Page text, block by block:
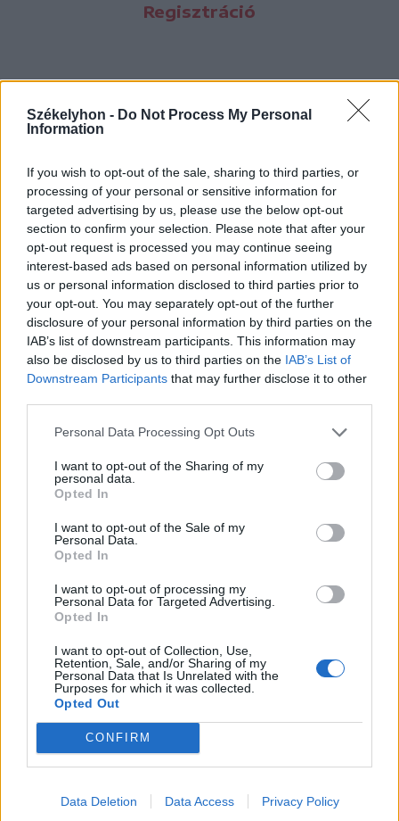
Székelyhon - Do Not Process My Personal
Information
If you wish to opt-out of the sale, sharing to third parties, or
processing of your personal or sensitive information for
targeted advertising by us, please use the below opt-out
section to confirm your selection. Please note that after your
opt-out request is processed you may continue seeing
interest-based ads based on personal information utilized by
us or personal information disclosed to third parties prior to
your opt-out. You may separately opt-out of the further
disclosure of your personal information by third parties on the
IAB’s list of downstream participants. This information may
also be disclosed by us to third parties on the IAB’s List of
Downstream Participants that may further disclose it to other
Personal Data Processing Opt Outs
I want to opt-out of the Sharing of my
personal data.
Opted In
I want to opt-out of the Sale of my
Personal Data.
Opted In
I want to opt-out of processing my
Personal Data for Targeted Advertising.
Opted In
I want to opt-out of Collection, Use,
Retention, Sale, and/or Sharing of my
Personal Data that Is Unrelated with the
Purposes for which it was collected.
Opted Out
CONFIRM
Data Deletion Data Access Privacy Policy
Regisztráció
Hasznos
Impresszum
Szerzői jogok
Adatvédelmi tájékoztató
Cookie-kezelési tájékoztató
Hozzászólási szabályzat
Nyomtatott lapjaink archívuma
Székely Hírmondó archívuma
Sütibeállítások
Médiatér
Liget
Krónika
Bihari Napló
Erdélyi Napló
Főtér
Rádió GaGa